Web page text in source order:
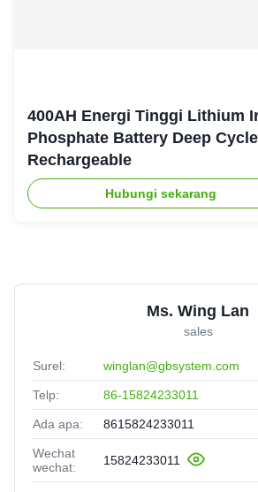
400AH Energi Tinggi Lithium
Phosphate Battery Deep Cycle
Rechargeable
Hubungi sekarang
Ms. Wing Lan
sales
Surel: winglan@gbsystem.com
Telp: 86-15824233011
Ada apa: 8615824233011
Wechat
wechat:
15824233011